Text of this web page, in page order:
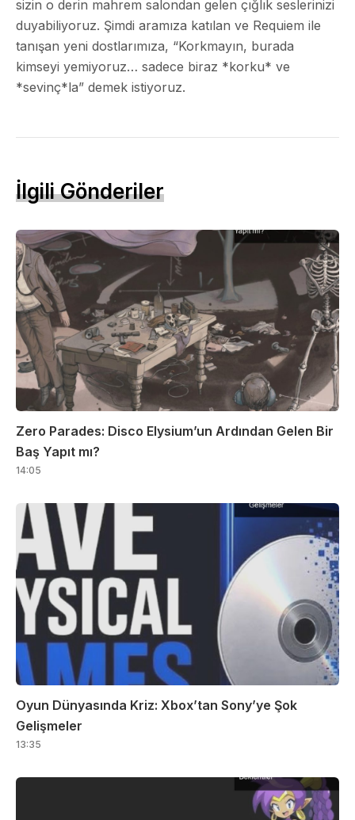
sizin o derin mahrem salondan gelen çığlık seslerinizi
duyabiliyoruz. Şimdi aramıza katılan ve Requiem ile
tanışan yeni dostlarımıza, “Korkmayın, burada
kimseyi yemiyoruz… sadece biraz *korku* ve
*sevinç*la” demek istiyoruz.
İlgili Gönderiler
Zero Parades: Disco Elysium’un Ardından Gelen Bir
Baş Yapıt mı?
14:05
Oyun Dünyasında Kriz: Xbox’tan Sony’ye Şok
Gelişmeler
13:35